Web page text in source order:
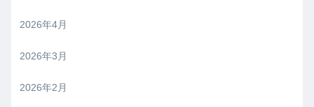
2026年4月
2026年3月
2026年2月